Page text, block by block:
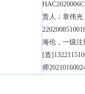
责人：章伟
海伦，一级注
[造
师